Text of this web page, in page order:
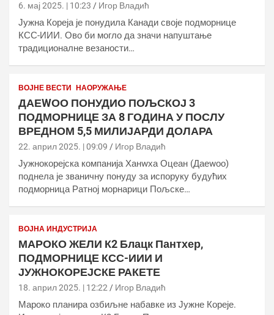
6. мај 2025. | 10:23 Игор Владић
Јужна Кореја је понудила Канади своје подморнице
КСС-ИИИ. Ово би могло да значи напуштање
традиционалне везаности…
ВОЈНЕ ВЕСТИ НАОРУЖАЊЕ
ДАЕWОО ПОНУДИО ПОЉСКОЈ 3
ПОДМОРНИЦЕ ЗА 8 ГОДИНА У ПОСЛУ
ВРЕДНОМ 5,5 МИЛИЈАРДИ ДОЛАРА
22. април 2025. | 09:09 Игор Владић
Јужнокорејска компанија Ханwха Оцеан (Даеwоо)
поднела је званичну понуду за испоруку будућих
подморница Ратној морнарици Пољске…
ВОЈНА ИНДУСТРИЈА
МАРОКО ЖЕЛИ К2 Блацк Пантхер,
ПОДМОРНИЦЕ КСС-ИИИ И
ЈУЖНОКОРЕЈСКЕ РАКЕТЕ
18. април 2025. | 12:22 Игор Владић
Мароко планира озбиљне набавке из Јужне Кореје.